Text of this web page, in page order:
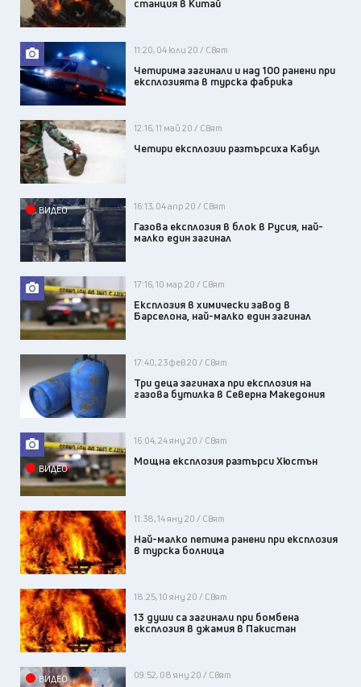
станция в Китай
11:20, 04 юли 20 / Свят
Четирима загинали и над 100 ранени при
експлозията в турска фабрика
12:16, 11 май 20 / Свят
Четири експлозии разтърсиха Кабул
ВИДЕО 16:13, 04 апр 20 / Свят
Газова експлозия в блок в Русия, най-
малко един загинал
17:16, 10 мар 20 / Свят
Експлозия в химически завод в
Барселона, най-малко един загинал
17:40, 23 фев 20 / Свят
Три деца загинаха при експлозия на
газова бутилка в Северна Македония
ВИДЕО
16:04, 24 яну 20 / Свят
Мощна експлозия разтърси Хюстън
11:38, 14 яну 20 / Свят
Най-малко петима ранени при експлозия
в турска болница
18:25, 10 яну 20 / Свят
13 души са загинали при бомбена
експлозия в джамия в Пакистан
ВИДЕО 09:52, 08 яну 20 / Свят